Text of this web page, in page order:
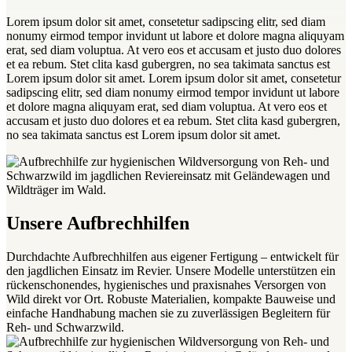
Lorem ipsum dolor sit amet, consetetur sadipscing elitr, sed diam
nonumy eirmod tempor invidunt ut labore et dolore magna aliquyam
erat, sed diam voluptua. At vero eos et accusam et justo duo dolores
et ea rebum. Stet clita kasd gubergren, no sea takimata sanctus est
Lorem ipsum dolor sit amet. Lorem ipsum dolor sit amet, consetetur
sadipscing elitr, sed diam nonumy eirmod tempor invidunt ut labore
et dolore magna aliquyam erat, sed diam voluptua. At vero eos et
accusam et justo duo dolores et ea rebum. Stet clita kasd gubergren,
no sea takimata sanctus est Lorem ipsum dolor sit amet.
Unsere Aufbrechhilfen
Durchdachte Aufbrechhilfen aus eigener Fertigung – entwickelt für
den jagdlichen Einsatz im Revier. Unsere Modelle unterstützen ein
rückenschonendes, hygienisches und praxisnahes Versorgen von
Wild direkt vor Ort. Robuste Materialien, kompakte Bauweise und
einfache Handhabung machen sie zu zuverlässigen Begleitern für
Reh- und Schwarzwild.